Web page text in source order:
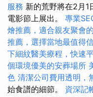
服務 新的荒野將在2月1
電影節上展出。 專業
燴推薦，適合親友聚會
推薦，選擇當地最值得
下細紋醫美療程，快速
個環境優美的安葬場所
色 清潔公司費用透明，
始食譜的細節。 資深記